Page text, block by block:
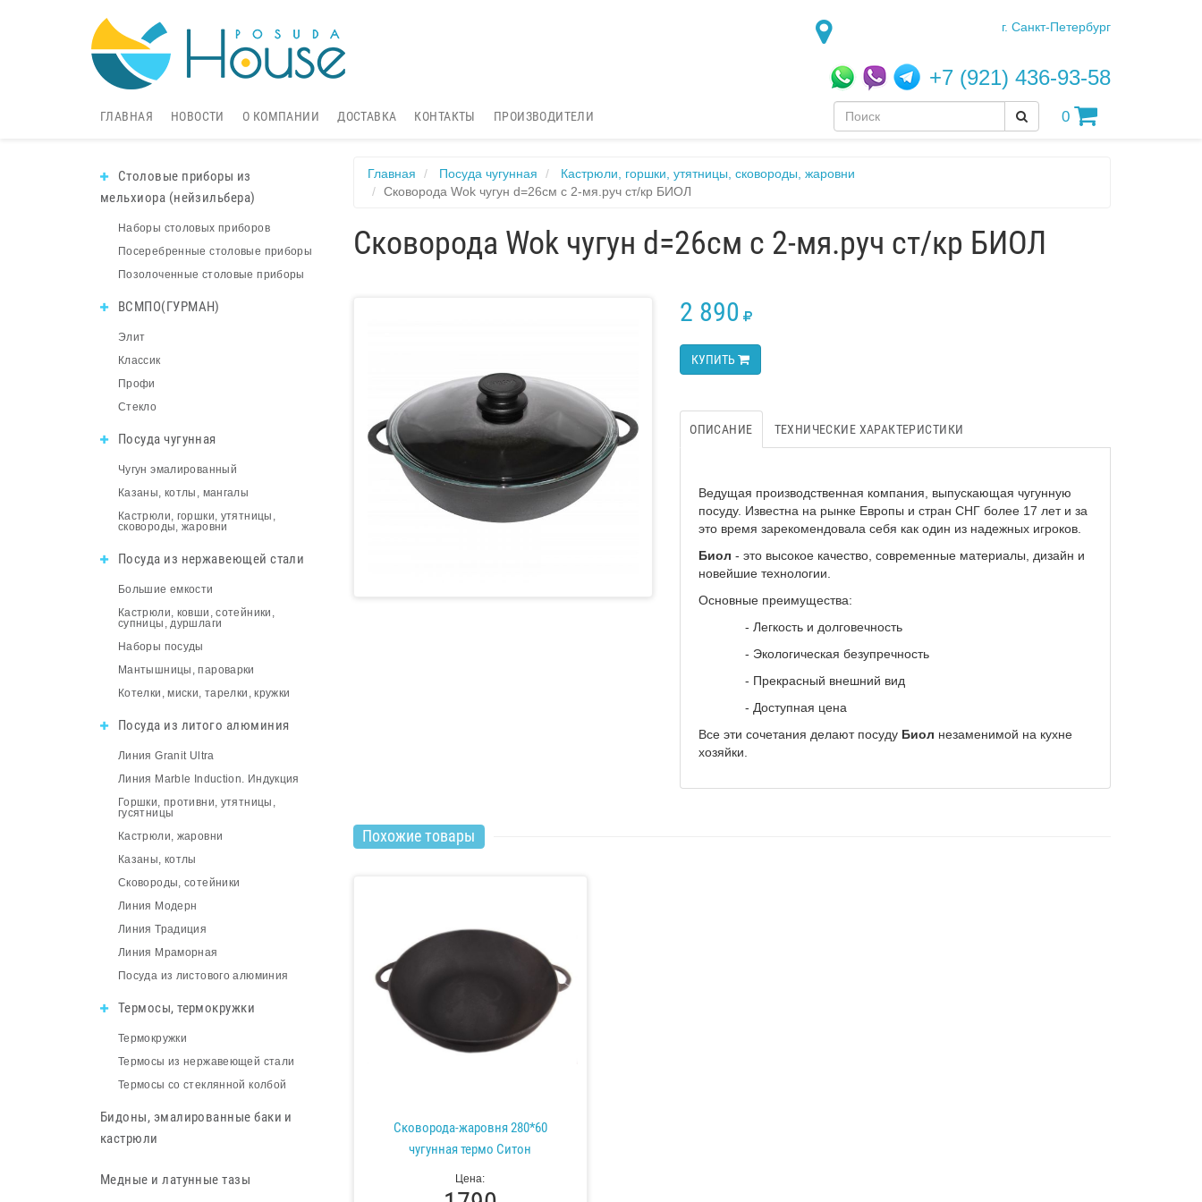
г. Санкт-Петербург
+7 (921) 436-93-58
0
ГЛАВНАЯ НОВОСТИ О КОМПАНИИ ДОСТАВКА КОНТАКТЫ ПРОИЗВОДИТЕЛИ
Столовые приборы из
мельхиора (нейзильбера)
Наборы столовых приборов
Посеребренные столовые приборы
Позолоченные столовые приборы
ВСМПО(ГУРМАН)
Элит
Классик
Профи
Стекло
Посуда чугунная
Чугун эмалированный
Казаны, котлы, мангалы
Кастрюли, горшки, утятницы,
сковороды, жаровни
Посуда из нержавеющей стали
Большие емкости
Кастрюли, ковши, сотейники,
супницы, дуршлаги
Наборы посуды
Мантышницы, пароварки
Котелки, миски, тарелки, кружки
Посуда из литого алюминия
Линия Granit Ultra
Линия Marble Induction. Индукция
Горшки, противни, утятницы,
гусятницы
Кастрюли, жаровни
Казаны, котлы
Сковороды, сотейники
Линия Модерн
Линия Традиция
Линия Мраморная
Посуда из листового алюминия
Термосы, термокружки
Термокружки
Термосы из нержавеющей стали
Термосы со стеклянной колбой
Бидоны, эмалированные баки и
кастрюли
Медные и латунные тазы
Главная Посуда чугунная
Кастрюли, горшки, утятницы, сковороды, жаровни
Сковорода Wok чугун d=26см с 2-мя.руч ст/кр БИОЛ
Сковорода Wok чугун d=26см с 2-мя.руч ст/кр БИОЛ
2 890
КУПИТЬ
ОПИСАНИЕ ТЕХНИЧЕСКИЕ ХАРАКТЕРИСТИКИ
Ведущая производственная компания, выпускающая чугунную
посуду. Известна на рынке Европы и стран СНГ более 17 лет и за
это время зарекомендовала себя как один из надежных игроков.
Биол - это высокое качество, современные материалы, дизайн и
новейшие технологии.
Основные преимущества:
- Легкость и долговечность
- Экологическая безупречность
- Прекрасный внешний вид
- Доступная цена
Все эти сочетания делают посуду Биол незаменимой на кухне
хозяйки.
Похожие товары
Сковорода-жаровня 280*60
чугунная термо Ситон
Цена: